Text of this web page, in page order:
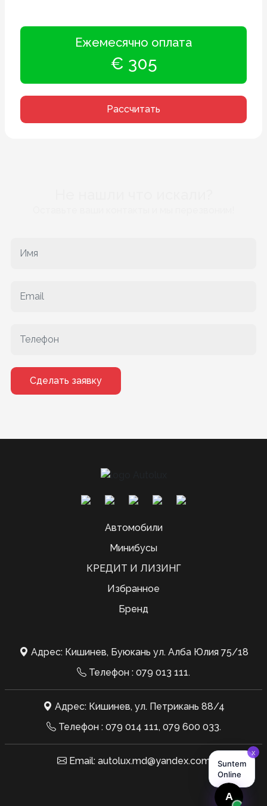
Ежемесячно оплата
€ 305
Рассчитать
Сделать заявку
Автомобили
Минибусы
КРЕДИТ И ЛИЗИНГ
Избранное
Бренд
Адрес: Кишинев, Буюкань ул. Алба Юлия 75/18
Телефон : 079 013 111.
Адрес: Кишинев, ул. Петрикань 88/4
Телефон : 079 014 111, 079 600 033.
Email: autolux.md@yandex.com